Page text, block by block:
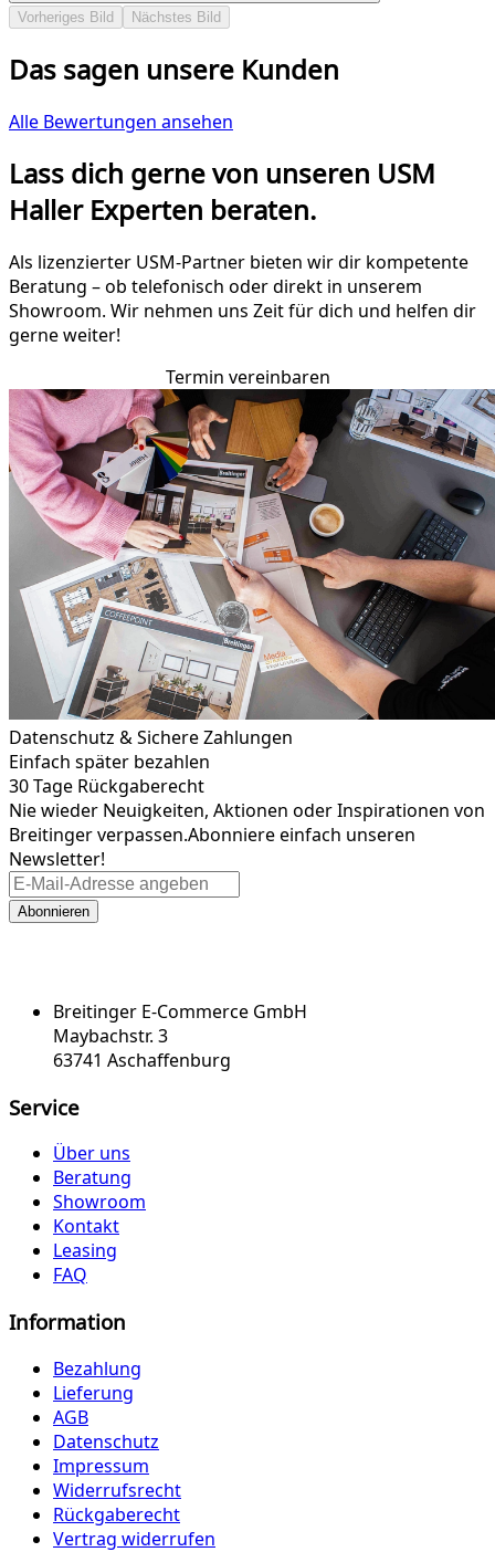
Vorheriges Bild Nächstes Bild
Das sagen unsere Kunden
Alle Bewertungen ansehen
Lass dich gerne von unseren USM
Haller Experten beraten.
Als lizenzierter USM-Partner bieten wir dir kompetente
Beratung – ob telefonisch oder direkt in unserem
Showroom. Wir nehmen uns Zeit für dich und helfen dir
gerne weiter!
Termin vereinbaren
Datenschutz & Sichere Zahlungen
Einfach später bezahlen
30 Tage Rückgaberecht
Nie wieder Neuigkeiten, Aktionen oder Inspirationen von
Breitinger verpassen.Abonniere einfach unseren
Newsletter!
Abonnieren
Breitinger E-Commerce GmbH
Maybachstr. 3
63741 Aschaffenburg
Service
Über uns
Beratung
Showroom
Kontakt
Leasing
FAQ
Information
Bezahlung
Lieferung
AGB
Datenschutz
Impressum
Widerrufsrecht
Rückgaberecht
Vertrag widerrufen